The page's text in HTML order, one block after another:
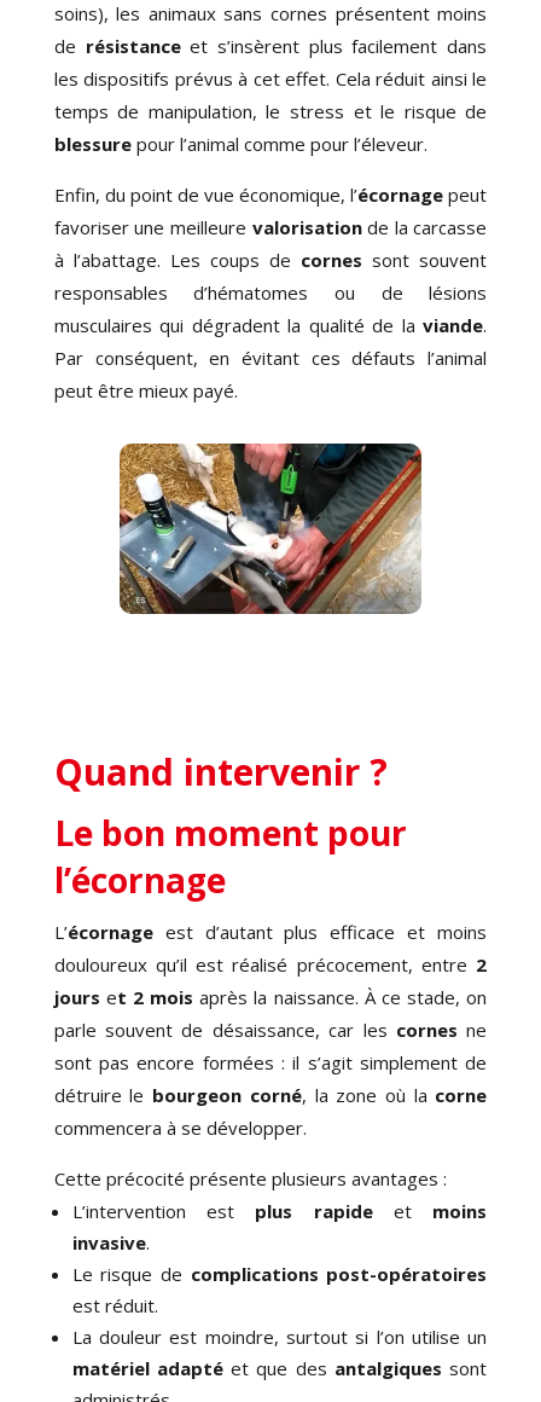
soins), les animaux sans cornes présentent moins
de résistanceet s’insèrent plus facilement dans
les dispositifs prévus à cet effet. Cela réduit ainsi le
temps de manipulation, le stress et le risque de
blessurepour l’animal comme pour l’éleveur.
Enfin, du point de vue économique, l’écornage peut
favoriser une meilleure valorisationde la carcasse
à l’abattage. Les coups de cornes sont souvent
responsables d’hématomes ou de lésions
musculaires qui dégradent la qualité de laviande.
Par conséquent, en évitant ces défauts l’animal
peut être mieux payé.
Quand intervenir ?
Le bon moment pour
l’écornage
L’écornageest d’autant plus efficace et moins
douloureux qu’il est réalisé précocement, entre 2
jours et 2 mois après la naissance. À ce stade, on
parle souvent de désaissance, car les cornes ne
sont pas encore formées : il s’agit simplement de
détruire le bourgeon corné, la zone où la corne
commencera à se développer.
Cette précocité présente plusieurs avantages :
L’intervention est plus rapideet moins
invasive.
Le risque de complications post-opératoires
est réduit.
La douleur est moindre, surtout si l’on utilise un
matériel adapté et que des antalgiques sont